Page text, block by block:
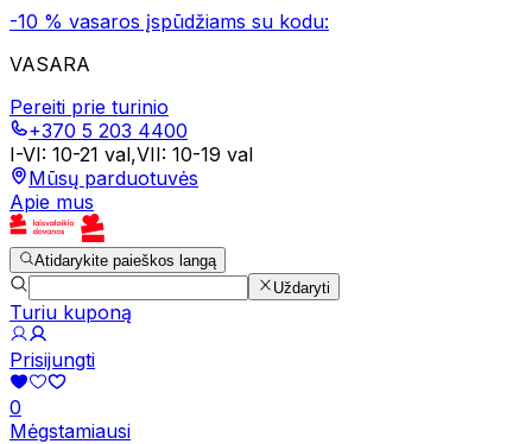
-10 % vasaros įspūdžiams su kodu:
VASARA
Pereiti prie turinio
+370 5 203 4400
I-VI: 10-21 val,VII: 10-19 val
Mūsų parduotuvės
Apie mus
Atidarykite paieškos langą
Uždaryti
Turiu kuponą
Prisijungti
0
Mėgstamiausi